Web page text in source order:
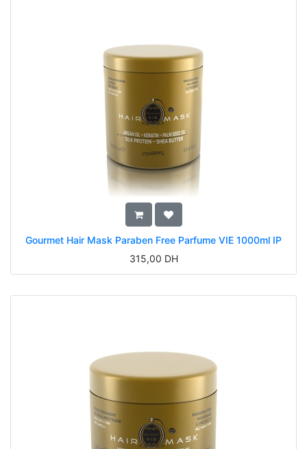
Gourmet Hair Mask Paraben Free Parfume VIE 1000ml IP
315,00 DH